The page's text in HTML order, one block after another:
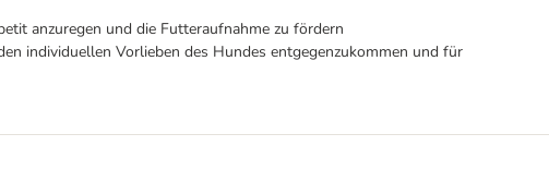
anzuregen und die Futteraufnahme zu fördern
individuellen Vorlieben des Hundes entgegenzukommen und für